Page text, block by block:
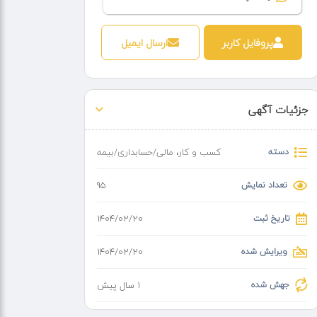
پروفایل کاربر ارسال ایمیل
جزئیات آگهی
دسته کسب و کار، مالی/حسابداری/بیمه
تعداد نمایش 95
تاریخ ثبت ۱۴۰۴/۰۲/۲۰
ویرایش شده ۱۴۰۴/۰۲/۲۰
جهش شده 1 سال پیش